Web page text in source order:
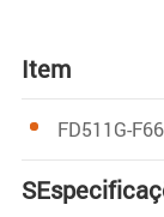
Item
FD511G-
S